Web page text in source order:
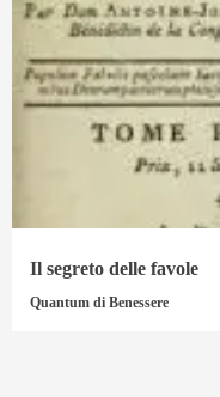
Il segreto delle favole
Quantum di Benessere